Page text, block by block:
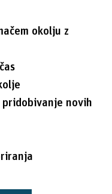
okolju z
pridobivanje novih